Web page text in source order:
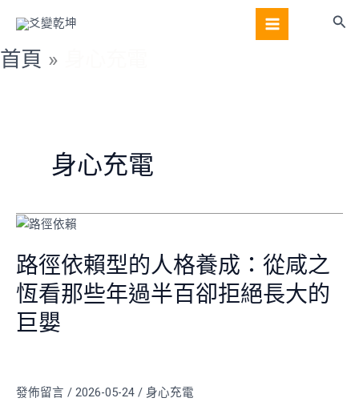
主
要
搜
首頁
身心充電
路徑依賴型的人格養成：從咸之
恆看那些年過半百卻拒絕長大的
巨嬰
發佈留言 / 2026-05-24 / 身心充電
路
依
賴
型
的
成：